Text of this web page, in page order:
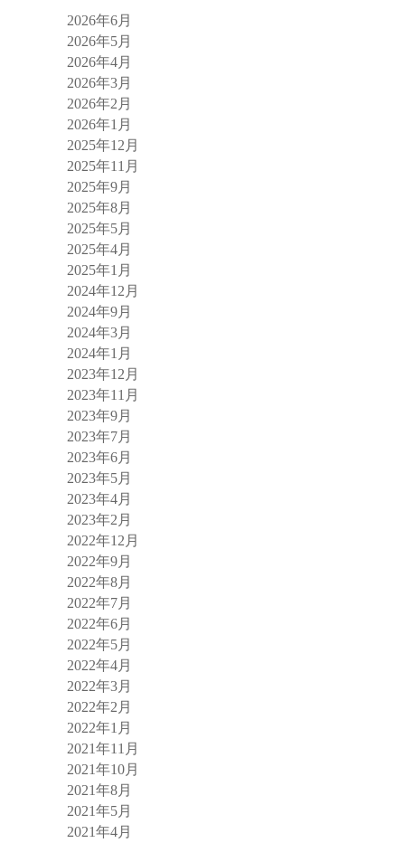
2026年6月
2026年5月
2026年4月
2026年3月
2026年2月
2026年1月
2025年12月
2025年11月
2025年9月
2025年8月
2025年5月
2025年4月
2025年1月
2024年12月
2024年9月
2024年3月
2024年1月
2023年12月
2023年11月
2023年9月
2023年7月
2023年6月
2023年5月
2023年4月
2023年2月
2022年12月
2022年9月
2022年8月
2022年7月
2022年6月
2022年5月
2022年4月
2022年3月
2022年2月
2022年1月
2021年11月
2021年10月
2021年8月
2021年5月
2021年4月